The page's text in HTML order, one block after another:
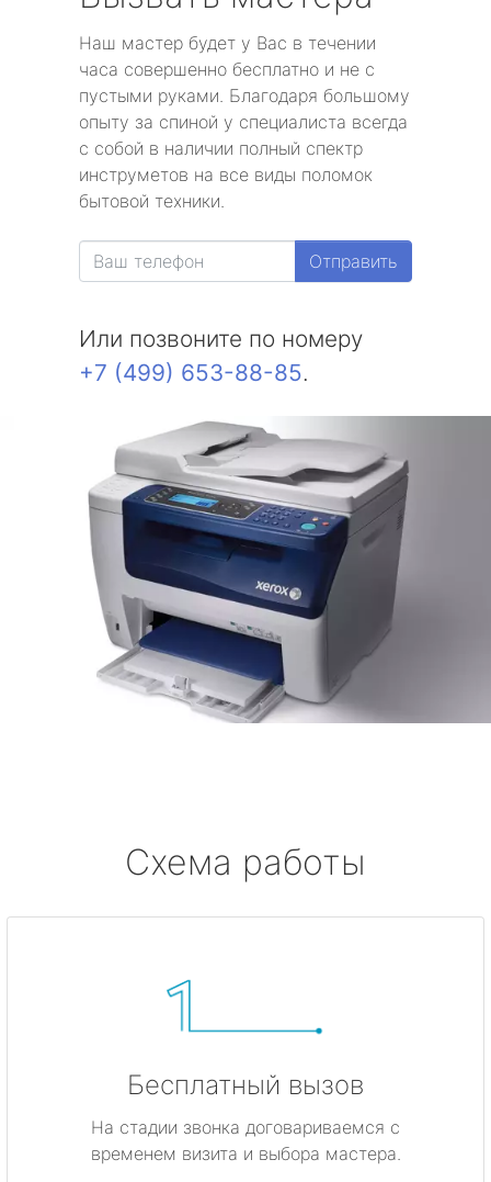
Наш мастер будет у Вас в течении
часа совершенно бесплатно и не с
пустыми руками. Благодаря большому
опыту за спиной у специалиста всегда
с собой в наличии полный спектр
инструметов на все виды поломок
бытовой техники.
Отправить
Или позвоните по номеру
+7 (499) 653-88-85.
Схема работы
Бесплатный вызов
На стадии звонка договариваемся с
временем визита и выбора мастера.